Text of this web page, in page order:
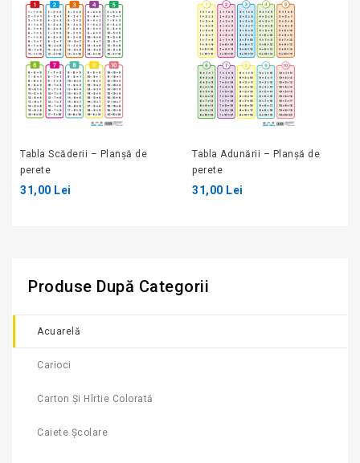
Tabla Scăderii – Planșă de
perete
31,00 Lei
Tabla Adunării – Planșă de
perete
31,00 Lei
Produse După Categorii
Acuarelă
Carioci
Carton Și Hîrtie Colorată
Caiete Școlare